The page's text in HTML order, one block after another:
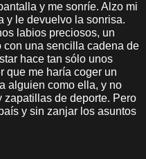
y me sonríe. Alzo mi
y le devuelvo la sonrisa.
labios preciosos, un
una sencilla cadena de
hace tan sólo unos
que me haría coger un
alguien como ella, y no
zapatillas de deporte. Pero
y sin zanjar los asuntos